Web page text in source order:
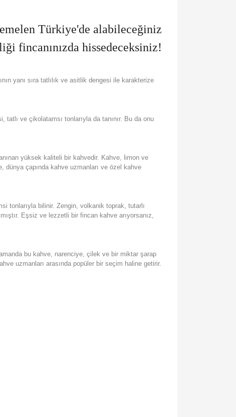
Türkiye'de alabileceğiniz
fincanınızda hissedeceksiniz!
yanı sıra tatlılık ve asitlik dengesi ile karakterize
ve çikolatamsı tonlarıyla da tanınır. Bu da onu
yüksek kaliteli bir kahvedir. Kahve, limon ve
dünya çapında kahve uzmanları ve özel kahve
tonlarıyla bilinir. Zengin, volkanik toprak, tutarlı
Eşsiz ve lezzetli bir fincan kahve arıyorsanız,
bu kahve, narenciye, çilek ve bir miktar şarap
uzmanları arasında popüler bir seçim haline getirir.